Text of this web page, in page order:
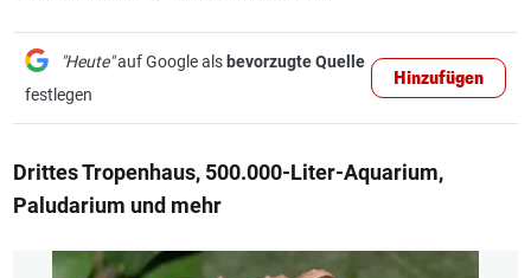
"Heute"auf Google als bevorzugte Quelle
festlegen
Hinzufügen
Drittes Tropenhaus, 500.000-Liter-Aquarium,
Paludarium und mehr
1/3